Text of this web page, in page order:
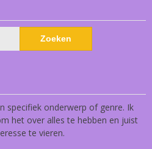
specifiek onderwerp of genre. Ik
het over alles te hebben en juist
te vieren.